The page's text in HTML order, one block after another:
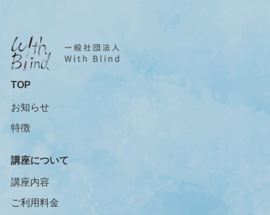
TOP
お知らせ
特徴
講座について
講座内容
ご利用料金